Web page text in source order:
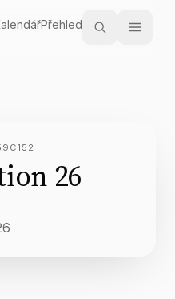
Přehled
26